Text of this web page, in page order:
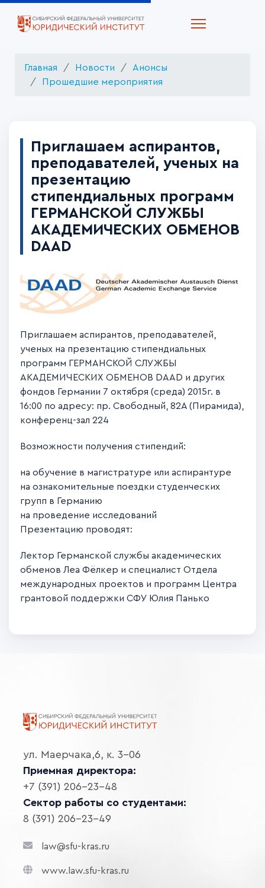
Главная Новости
Анонсы
Прошедшие мероприятия
Приглашаем аспирантов,
преподавателей, ученых на
презентацию
стипендиальных программ
ГЕРМАНСКОЙ СЛУЖБЫ
АКАДЕМИЧЕСКИХ ОБМЕНОВ
DAAD
Приглашаем аспирантов, преподавателей,
ученых на презентацию стипендиальных
программ ГЕРМАНСКОЙ СЛУЖБЫ
АКАДЕМИЧЕСКИХ ОБМЕНОВ DAAD и других
фондов Германии 7 октября (среда) 2015г. в
16:00 по адресу: пр. Свободный, 82А (Пирамида),
конференц-зал 224
Возможности получения стипендий:
на обучение в магистратуре или аспирантуре
на ознакомительные поездки студенческих
групп в Германию
на проведение исследований
Презентацию проводят:
Лектор Германской службы академических
обменов Леа Фёлкер и специалист Отдела
международных проектов и программ Центра
грантовой поддержки СФУ Юлия Панько
ул. Маерчака,6, к. 3-06
Приемная директора:
+7 (391) 206-23-48
Сектор работы со студентами:
8 (391) 206-23-49
law@sfu-kras.ru
www.law.sfu-kras.ru